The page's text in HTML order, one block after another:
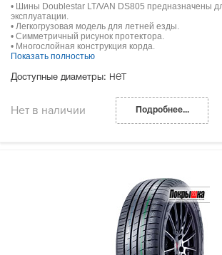
• Шины Doublestar LT/VAN DS805 предназначены
эксплуатации.
• Легкогрузовая модель для летней езды.
• Симметричный рисунок протектора.
• Многослойная конструкция корда.
Показать полностью
Доступные диаметры: нет
Нет в наличии Подробнее...